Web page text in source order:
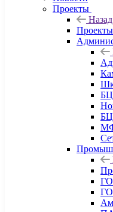
Проекты
Назад
Проекты
БЦ
БЦ